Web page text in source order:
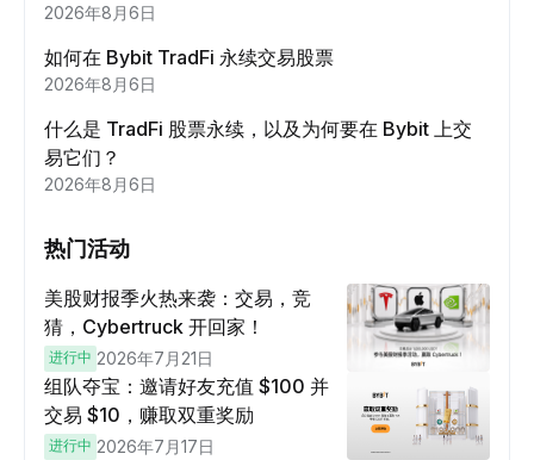
2026年8月6日
如何在 Bybit TradFi 永续交易股票
2026年8月6日
什么是 TradFi 股票永续，以及为何要在 Bybit 上交
易它们？
2026年8月6日
热门活动
美股财报季火热来袭：交易，竞
猜，Cybertruck 开回家！
进行中 2026年7月21日
组队夺宝：邀请好友充值 $100 并
交易 $10，赚取双重奖励
进行中 2026年7月17日